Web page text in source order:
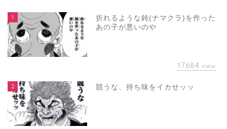
1
折れるような鈍(ナマクラ)を作った
あの子が悪いのや
17684 view
2 競うな、持ち味をイカせッッ